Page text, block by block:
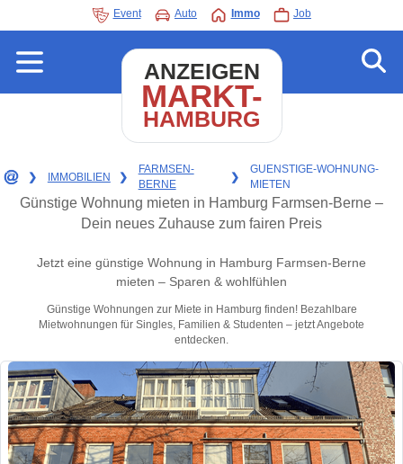
Event Auto Immo Job
ANZEIGEN
MARKT-
HAMBURG
❯ IMMOBILIEN ❯
FARMSEN-
BERNE
❯
GUENSTIGE-WOHNUNG-
MIETEN
Günstige Wohnung mieten in Hamburg Farmsen-Berne –
Dein neues Zuhause zum fairen Preis
Jetzt eine günstige Wohnung in Hamburg Farmsen-Berne
mieten – Sparen & wohlfühlen
Günstige Wohnungen zur Miete in Hamburg finden! Bezahlbare
Mietwohnungen für Singles, Familien & Studenten – jetzt Angebote
entdecken.